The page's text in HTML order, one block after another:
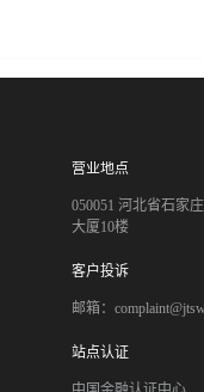
营业地点
050051 河北省石家
大厦10楼
客户投诉
邮箱：
站点认证